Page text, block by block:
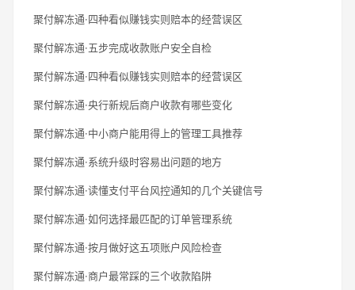
聚付解冻通·四种看似赚钱实则赔本的经营误区
聚付解冻通·五步完成收款账户安全自检
聚付解冻通·四种看似赚钱实则赔本的经营误区
聚付解冻通·央行新规后商户收款有哪些变化
聚付解冻通·中小商户能用得上的管理工具推荐
聚付解冻通·系统升级时容易出问题的地方
聚付解冻通·读懂支付平台风控通知的几个关键信号
聚付解冻通·如何选择最匹配的订单管理系统
聚付解冻通·按月做好这五项账户风险检查
聚付解冻通·商户最常踩的三个收款陷阱